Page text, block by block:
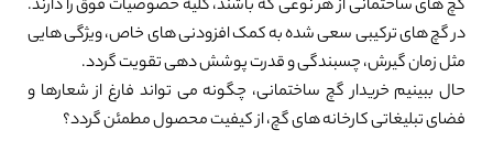
گچ های ساختمانی از هر نوعی که باشند، کلیه خصوصیات فوق را دارند.
در گچ های ترکیبی سعی شده به کمک افزودنی های خاص، ویژگی هایی
مثل زمان گیرش، چسبندگی و قدرت پوشش دهی تقویت گردد.
حال ببینیم خریدار گچ ساختمانی، چگونه می تواند فارغ از شعارها و
فضای تبلیغاتی کارخانه های گچ، از کیفیت محصول مطمئن گردد؟